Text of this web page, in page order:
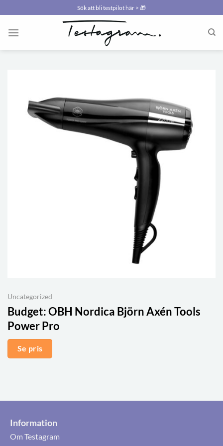
to
content
Sök att bli testpilot här > 🎁
Uncategorized
Budget:OBH Nordica Björn Axén Tools
Power Pro
Se pris
Information
Om Testagram